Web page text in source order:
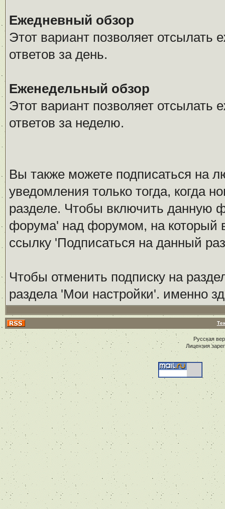
Ежедневный обзор
Этот вариант позволяет
ответов за день.
Еженедельный обзор
Этот вариант позволяет
ответов за неделю.
Вы также можете подписаться на
уведомления только тогда, когда
разделе. Чтобы включить данную
форума' над форумом, на который
ссылку 'Подписаться на данный
Чтобы отменить подписку на
раздела 'Мои настройки'. именно
Русская
Лицензия